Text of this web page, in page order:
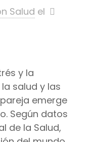
Salud el
y la
salud y las
emerge
Según datos
de la Salud,